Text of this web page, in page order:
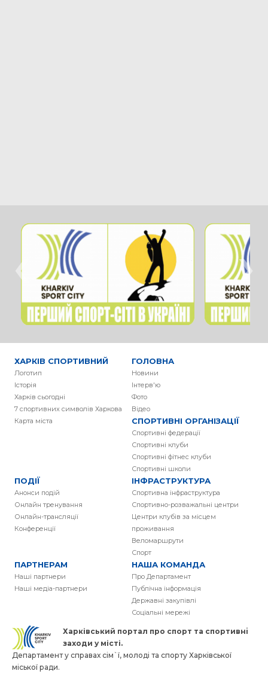
‹ ›
ХАРКІВ СПОРТИВНИЙ
Логотип
Історія
Харків сьогодні
7 спортивних символів Харкова
Карта міста
ГОЛОВНА
Новини
Інтерв'ю
Фото
Вiдео
СПОРТИВНІ ОРГАНІЗАЦІЇ
Спортивні федерації
Спортивні клуби
Спортивні фітнес клуби
Спортивні школи
ПОДІЇ
Анонси подій
Онлайн тренування
Онлайн-трансляції
Конференції
ІНФРАСТРУКТУРА
Спортивна інфраструктура
Спортивно-розважальні центри
Центри клубів за місцем
проживання
Веломаршрути
Спорт
ПАРТНЕРАМ
Наші партнери
Наші медіа-партнери
НАША КОМАНДА
Про Департамент
Публічна інформація
Державні закупівлі
Соціальні мережі
Харківський портал про спорт та спортивнi
заходи у місті.
Департамент у справах сім`ї, молоді та спорту Харківської
міської ради.